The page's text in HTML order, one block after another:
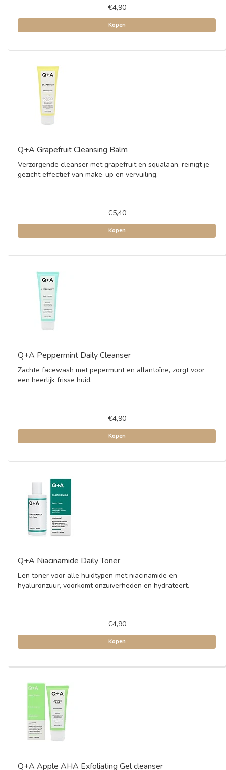
€4,90
Kopen
Q+A Grapefruit Cleansing Balm
Verzorgende cleanser met grapefruit en squalaan, reinigt je
gezicht effectief van make-up en vervuiling.
€5,40
Kopen
Q+A Peppermint Daily Cleanser
Zachte facewash met pepermunt en allantoïne, zorgt voor
een heerlijk frisse huid.
€4,90
Kopen
Q+A Niacinamide Daily Toner
Een toner voor alle huidtypen met niacinamide en
hyaluronzuur, voorkomt onzuiverheden en hydrateert.
€4,90
Kopen
Q+A Apple AHA Exfoliating Gel cleanser